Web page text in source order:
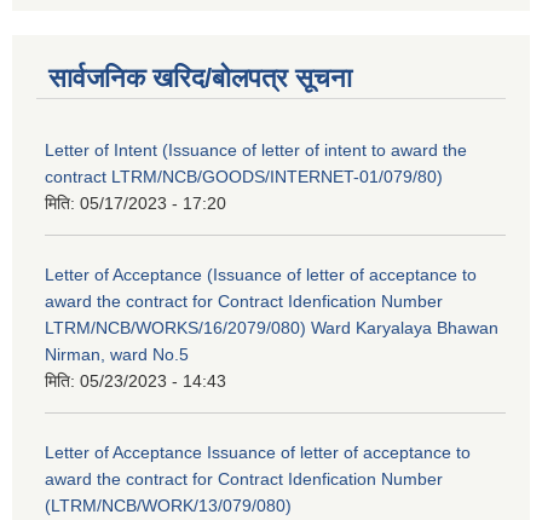
सार्वजनिक खरिद/बोलपत्र सूचना
Letter of Intent (Issuance of letter of intent to award the
contract LTRM/NCB/GOODS/INTERNET-01/079/80)
मिति: 05/17/2023 - 17:20
Letter of Acceptance (Issuance of letter of acceptance to
award the contract for Contract Idenfication Number
LTRM/NCB/WORKS/16/2079/080) Ward Karyalaya Bhawan
Nirman, ward No.5
मिति: 05/23/2023 - 14:43
Letter of Acceptance Issuance of letter of acceptance to
award the contract for Contract Idenfication Number
(LTRM/NCB/WORK/13/079/080)